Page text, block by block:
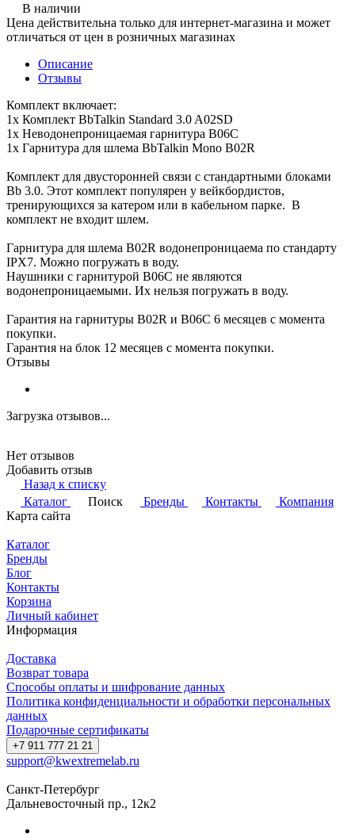
В наличии
Цена действительна только для интернет-магазина и может
отличаться от цен в розничных магазинах
Описание
Отзывы
Комплект включает:
1х Комплект BbTalkin Standard 3.0 A02SD
1х Неводонепроницаемая гарнитура B06C
1х Гарнитура для шлема BbTalkin Mono B02R
Комплект для двусторонней связи с стандартными блоками
Bb 3.0. Этот комплект популярен у вейкбордистов,
тренирующихся за катером или в кабельном парке. В
комплект не входит шлем.
Гарнитура для шлема B02R водонепроницаема по стандарту
IPX7. Можно погружать в воду.
Наушники с гарнитурой B06C не являются
водонепроницаемыми. Их нельзя погружать в воду.
Гарантия на гарнитуры B02R и B06C 6 месяцев с момента
покупки.
Гарантия на блок 12 месяцев с момента покупки.
Отзывы
Загрузка отзывов...
Нет отзывов
Добавить отзыв
Назад к списку
Каталог
Поиск Бренды Контакты
Компания
Карта сайта
Каталог
Бренды
Блог
Контакты
Корзина
Личный кабинет
Информация
Доставка
Возврат товара
Способы оплаты и шифрование данных
Политика конфиденциальности и обработки персональных
данных
Подарочные сертификаты
+7 911 777 21 21
support@kwextremelab.ru
Санкт-Петербург
Дальневосточный пр., 12к2